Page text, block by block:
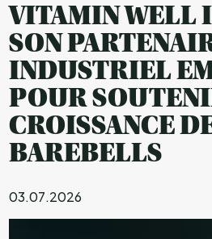
VITAMIN WELL
SON
INDUSTRIEL
POUR
CROISSANCE
BAREBELLS
03.07.2026